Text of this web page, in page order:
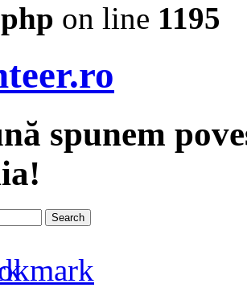
on line 1195
spunem